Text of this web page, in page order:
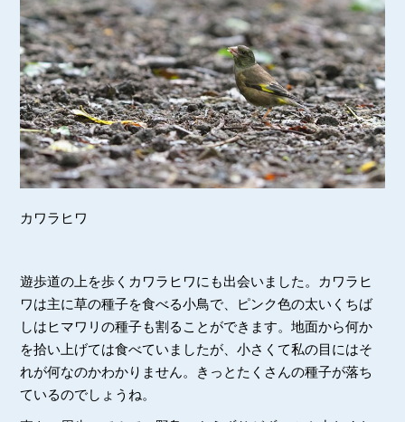
カワラヒワ
遊歩道の上を歩くカワラヒワにも出会いました。カワラヒ
ワは主に草の種子を食べる小鳥で、ピンク色の太いくちば
しはヒマワリの種子も割ることができます。地面から何か
を拾い上げては食べていましたが、小さくて私の目にはそ
れが何なのかわかりません。きっとたくさんの種子が落ち
ているのでしょうね。